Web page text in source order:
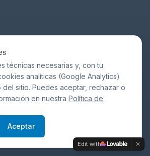
técnicas necesarias y, con tu
analíticas (Google Analytics)
del sitio. Puedes aceptar, rechazar o
en nuestra Política de
Aceptar
Edit with